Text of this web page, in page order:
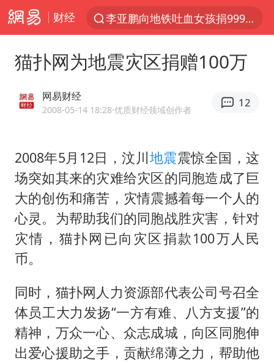
财经
李亚鹏向地铁吐血女孩捐99999元
人贩子“梅姨”真实姓名曝光
“老头乐”悬挂“蒙H好几个8”上路
强台风白海豚逐渐向我国靠近
被一条街帮助的“煎饼叔叔”去世
《Monica》填词人黎彼得去世
河南：领导干部要带头休假
中方公布5项对美反制措施
13岁少年白天写作业晚上夜市炒粉
猫扑网为地震灾区捐赠100万
网易财经
2008-05-14 18:28·优质财经领域创作者
12
2008年5月12日，汶川地震震惊全国，这
场突如其来的灾难给灾区的同胞造成了巨
大的创伤和痛苦，灾情震撼着每一个人的
心灵。为帮助我们的同胞战胜灾害，针对
灾情，猫扑网已向灾区捐款100万人民
币。
同时，猫扑网人力资源部代表公司号召全
体员工大力发扬“一方有难、八方支援”的
精神，万众一心、众志成城，向区同胞伸
出爱心援助之手，贡献绵薄之力，帮助他